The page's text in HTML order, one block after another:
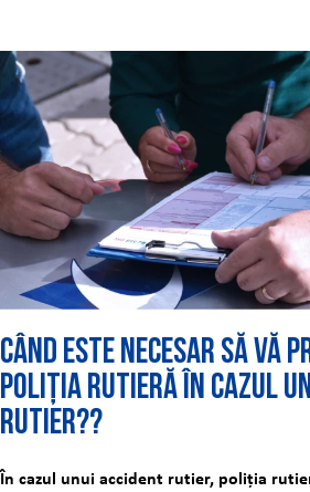
Când este necesar să vă
Poliția Rutieră în cazul
rutier??
În cazul unui accident rutier, poliția